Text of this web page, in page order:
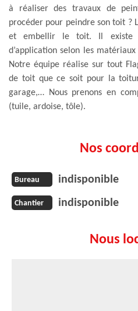
à réaliser des travaux de
procéder pour peindre son toit ?
et embellir le toit. Il existe
d’application selon les
Notre équipe réalise sur tout
de toit que ce soit pour la
garage,… Nous prenons en
(tuile, ardoise, tôle).
Nos
Bureau indisponible
Chantier indisponible
Nous